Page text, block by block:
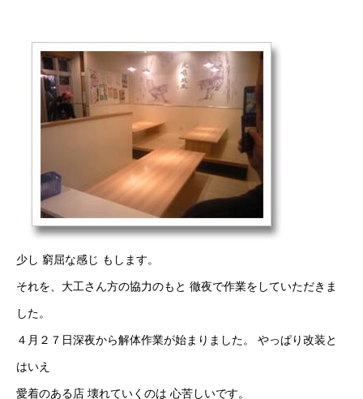
少し 窮屈な感じ もします。
それを、大工さん方の協力のもと 徹夜で作業をしていただきま
した。
４月２７日深夜から解体作業が始まりました。 やっぱり改装と
はいえ
愛着のある店 壊れていくのは 心苦しいです。